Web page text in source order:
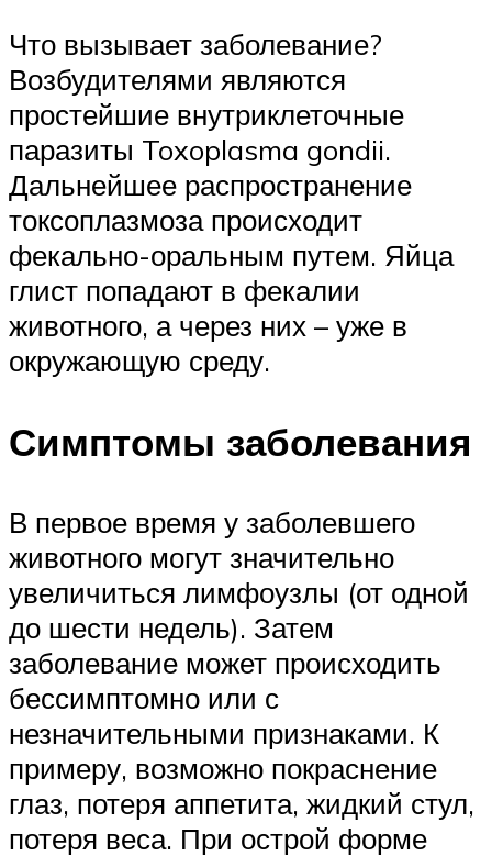
Что вызывает заболевание?
Возбудителями являются
простейшие внутриклеточные
паразиты Toxoplasma gondii.
Дальнейшее распространение
токсоплазмоза происходит
фекально-оральным путем. Яйца
глист попадают в фекалии
животного, а через них – уже в
окружающую среду.
Симптомы заболевания
В первое время у заболевшего
животного могут значительно
увеличиться лимфоузлы (от одной
до шести недель). Затем
заболевание может происходить
бессимптомно или с
незначительными признаками. К
примеру, возможно покраснение
глаз, потеря аппетита, жидкий стул,
потеря веса. При острой форме